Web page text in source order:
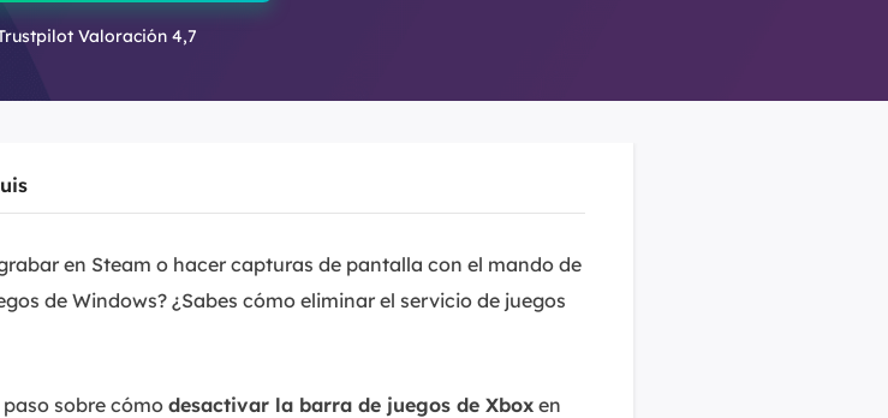
Valoración 4,7
en Steam o hacer capturas de pantalla con el mando de
de Windows? ¿Sabes cómo eliminar el servicio de juegos
sobre cómodesactivar la barra de juegos de Xbox en